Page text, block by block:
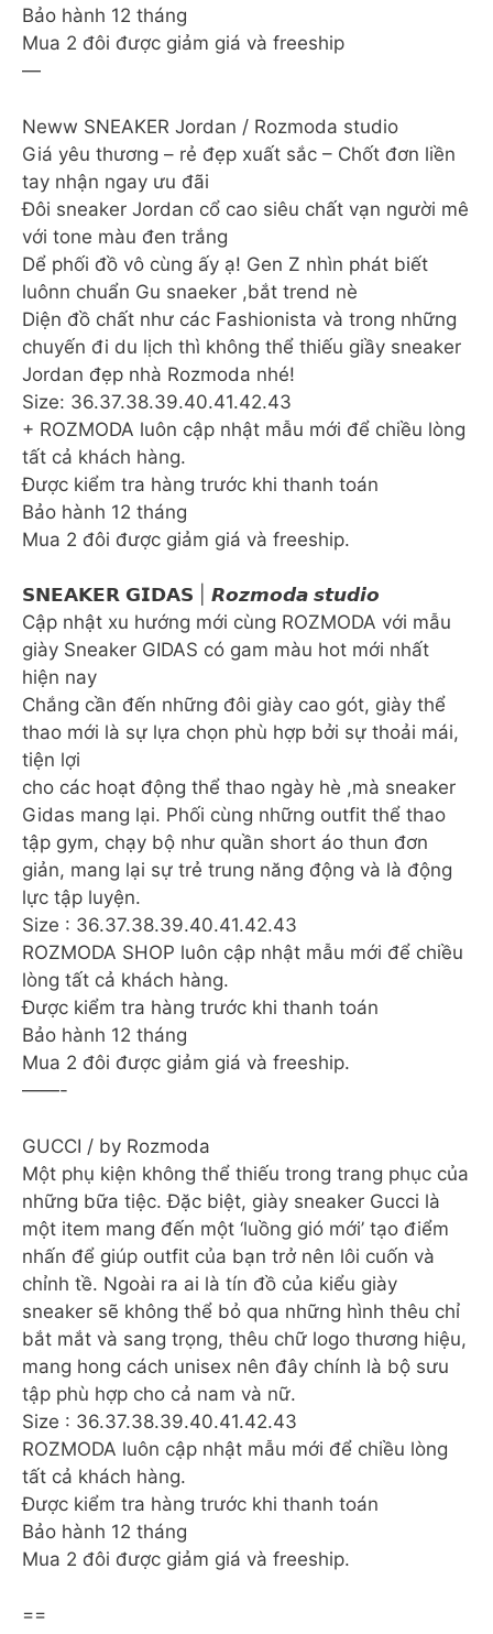
Bảo hành 12 tháng
Mua 2 đôi được giảm giá và freeship
—
Neww SNEAKER Jordan / Rozmoda studio
Giá yêu thương – rẻ đẹp xuất sắc – Chốt đơn liền
tay nhận ngay ưu đãi
Đôi sneaker Jordan cổ cao siêu chất vạn người mê
với tone màu đen trắng
Dể phối đồ vô cùng ấy ạ! Gen Z nhìn phát biết
luônn chuẩn Gu snaeker ,bắt trend nè
Diện đồ chất như các Fashionista và trong những
chuyến đi du lịch thì không thể thiếu giầy sneaker
Jordan đẹp nhà Rozmoda nhé!
Size: 36.37.38.39.40.41.42.43
+ ROZMODA luôn cập nhật mẫu mới để chiều lòng
tất cả khách hàng.
Được kiểm tra hàng trước khi thanh toán
Bảo hành 12 tháng
Mua 2 đôi được giảm giá và freeship.
𝗦𝗡𝗘𝗔𝗞𝗘𝗥 𝗚𝗜𝗗𝗔𝗦 | 𝙍𝙤𝙯𝙢𝙤𝙙𝙖 𝙨𝙩𝙪𝙙𝙞𝙤
Cập nhật xu hướng mới cùng ROZMODA với mẫu
giày Sneaker GIDAS có gam màu hot mới nhất
hiện nay
Chắng cần đến những đôi giày cao gót, giày thể
thao mới là sự lựa chọn phù hợp bởi sự thoải mái,
tiện lợi
cho các hoạt động thể thao ngày hè ,mà sneaker
Gidas mang lại. Phối cùng những outfit thể thao
tập gym, chạy bộ như quần short áo thun đơn
giản, mang lại sự trẻ trung năng động và là động
lực tập luyện.
Size : 36.37.38.39.40.41.42.43
ROZMODA SHOP luôn cập nhật mẫu mới để chiều
lòng tất cả khách hàng.
Được kiểm tra hàng trước khi thanh toán
Bảo hành 12 tháng
Mua 2 đôi được giảm giá và freeship.
——-
GUCCI / by Rozmoda
Một phụ kiện không thể thiếu trong trang phục của
những bữa tiệc. Đặc biệt, giày sneaker Gucci là
một item mang đến một ‘luồng gió mới’ tạo điểm
nhấn để giúp outfit của bạn trở nên lôi cuốn và
chỉnh tề. Ngoài ra ai là tín đồ của kiểu giày
sneaker sẽ không thể bỏ qua những hình thêu chỉ
bắt mắt và sang trọng, thêu chữ logo thương hiệu,
mang hong cách unisex nên đây chính là bộ sưu
tập phù hợp cho cả nam và nữ.
Size : 36.37.38.39.40.41.42.43
ROZMODA luôn cập nhật mẫu mới để chiều lòng
tất cả khách hàng.
Được kiểm tra hàng trước khi thanh toán
Bảo hành 12 tháng
Mua 2 đôi được giảm giá và freeship.
==